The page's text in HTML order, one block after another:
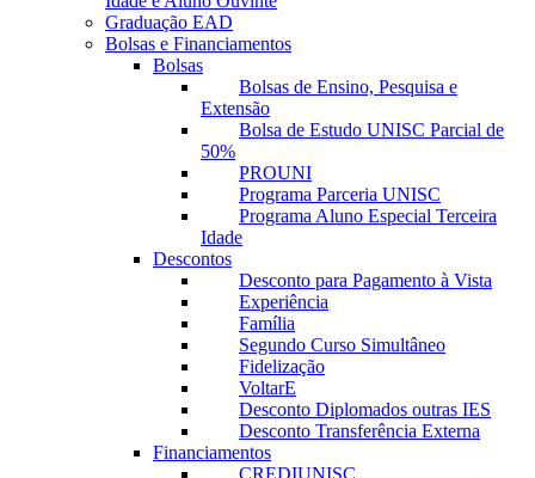
Graduação EAD
Bolsas e Financiamentos
Bolsas
Bolsas de Ensino, Pesquisa e
Extensão
Bolsa de Estudo UNISC Parcial de
50%
PROUNI
Programa Parceria UNISC
Programa Aluno Especial Terceira
Idade
Descontos
Desconto para Pagamento à Vista
Experiência
Família
Segundo Curso Simultâneo
Fidelização
VoltarE
Desconto Diplomados outras IES
Desconto Transferência Externa
Financiamentos